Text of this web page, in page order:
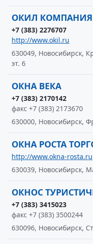
ОКИЛ КОМПАНИЯ
+7 (383) 2276707
http://www.okil.ru
630049, Новосибирск,
эт. 6
ОКНА ВЕКА
+7 (383) 2170142
факс +7 (383) 2173670
630000, Новосибирск,
ОКНА РОСТА
http://www.okna-rosta.ru
630039, Новосибирск,
ОКНОС
+7 (383) 3415023
факс +7 (383) 3500244
630096, Новосибирск,